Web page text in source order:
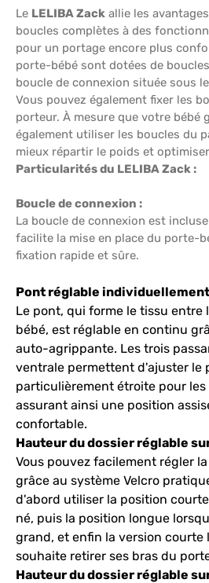
Le LELIBA Zack allie les
boucles complètes à des
pour un portage encore plus
porte-bébé sont dotées de
boucle de connexion située sous
Vous pouvez également fixer les
porteur. À mesure que votre bébé
également utiliser les boucles du
mieux répartir le poids et
Particularités du LELIBA Zack :
Boucle de connexion :
La boucle de connexion est
facilite la mise en place du porte-
fixation rapide et sûre.
Pont réglable
Le pont, qui forme le tissu entre
bébé, est réglable en continu
auto-agrippante. Les trois
ventrale permettent d'ajuster le
particulièrement étroite pour les
assurant ainsi une position
confortable.
Hauteur du dossier réglable
Vous pouvez facilement régler
grâce au système Velcro
d'abord utiliser la position
né, puis la position longue
grand, et enfin la version
souhaite retirer ses bras du
Hauteur du dossier réglable